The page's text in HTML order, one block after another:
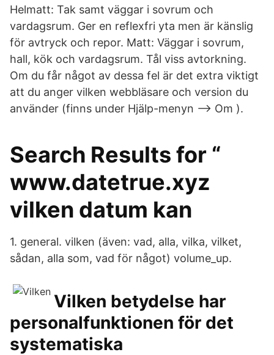
Helmatt: Tak samt väggar i sovrum och
vardagsrum. Ger en reflexfri yta men är känslig
för avtryck och repor. Matt: Väggar i sovrum,
hall, kök och vardagsrum. Tål viss avtorkning.
Om du får något av dessa fel är det extra viktigt
att du anger vilken webbläsare och version du
använder (finns under Hjälp-menyn --> Om ).
Search Results for “
www.datetrue.xyz
vilken datum kan
1. general. vilken (även: vad, alla, vilka, vilket,
sådan, alla som, vad för något) volume_up.
Vilken betydelse har
personalfunktionen för det
systematiska